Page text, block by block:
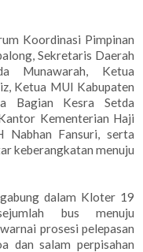
Koordinasi Pimpinan
Sekretaris Daerah
Munawarah, Ketua
Ketua MUI Kabupaten
Bagian Kesra Setda
Kementerian Haji
Nabhan Fansuri, serta
keberangkatan menuju
dalam Kloter 19
bus menuju
prosesi pelepasan
dan salam perpisahan